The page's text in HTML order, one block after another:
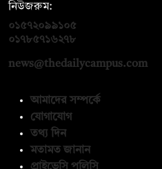
নিউজরুম:
০১৫৭২০৯৯১০৫
০১৭৮৫৭১৬২৭৮
news@thedailycampus.com
আমাদের সম্পর্কে
যোগাযোগ
তথ্য দিন
মতামত জানান
প্রাইভেসি পলিসি